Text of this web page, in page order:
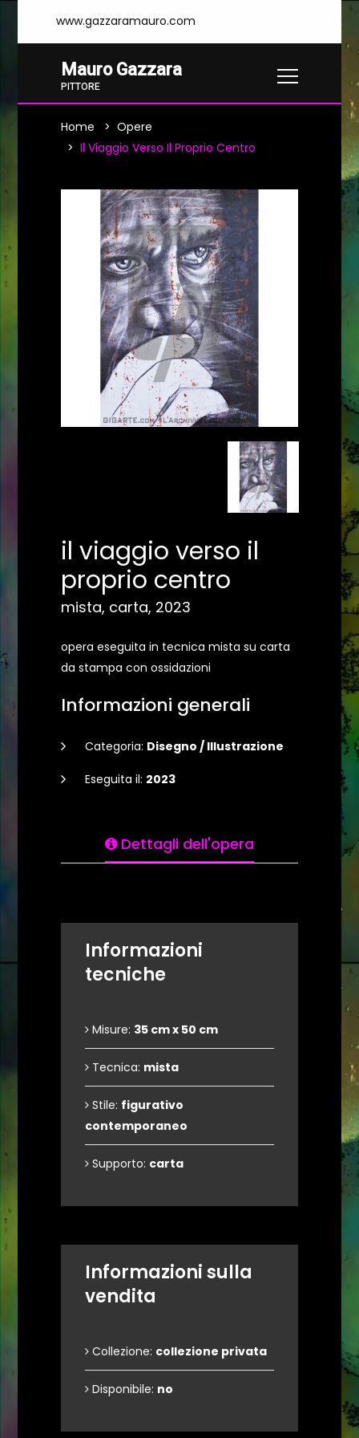
www.gazzaramauro.com
Mauro Gazzara
PITTORE
Home
Opere
Il Viaggio Verso Il Proprio Centro
il viaggio verso il
proprio centro
mista, carta, 2023
opera eseguita in tecnica mista su carta
da stampa con ossidazioni
Informazioni generali
Categoria: Disegno / Illustrazione
Eseguita il: 2023
Dettagli dell'opera
Informazioni
tecniche
Misure: 35 cm x 50 cm
Tecnica: mista
Stile: figurativo
contemporaneo
Supporto: carta
Informazioni sulla
vendita
Collezione: collezione privata
Disponibile: no